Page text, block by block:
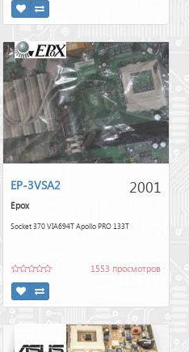
2001
EP-3VSA2
Epox
Socket 370 VIA694T Apollo PRO 133T
1553 просмотров